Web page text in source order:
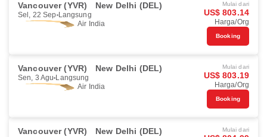
Vancouver (YVR) New Delhi (DEL)
Sel, 22 Sep Langsung
Air India
Mulai dari
US$ 803.14
Harga/Org
Booking
Vancouver (YVR) New Delhi (DEL)
Sen, 3 Agu Langsung
Air India
Mulai dari
US$ 803.19
Harga/Org
Booking
Vancouver (YVR) New Delhi (DEL) Mulai dari